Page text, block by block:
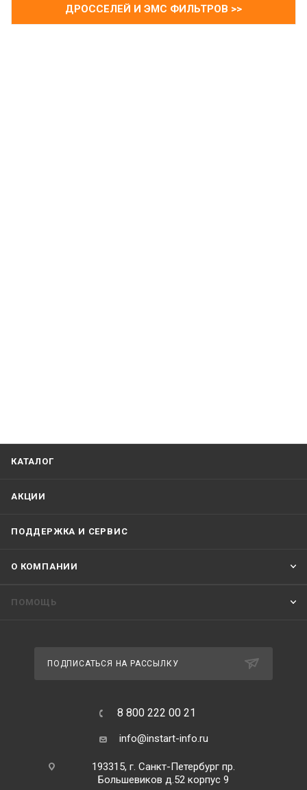
ДРОССЕЛЕЙ И ЭМС ФИЛЬТРОВ >>
КАТАЛОГ
АКЦИИ
ПОДДЕРЖКА И СЕРВИС
О КОМПАНИИ
ПОМОЩЬ
ПОДПИСАТЬСЯ НА РАССЫЛКУ
8 800 222 00 21
info@instart-info.ru
193315, г. Санкт-Петербург пр.
Большевиков д.52 корпус 9